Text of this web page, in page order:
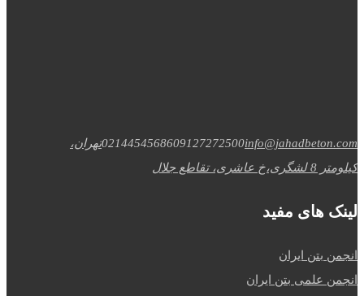
0214454568609127272500info@jahadbeton.com
تهران،
کیلومتر 8 لشگری،خ عاشری، تقاطع جلال
لینک های مفید
انجمن بتن ایران
انجمن علمی بتن ایران